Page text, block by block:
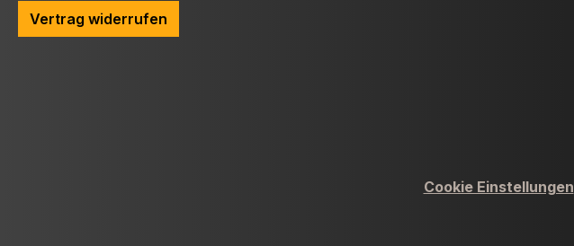
Vertrag widerrufen
Cookie Einstellungen